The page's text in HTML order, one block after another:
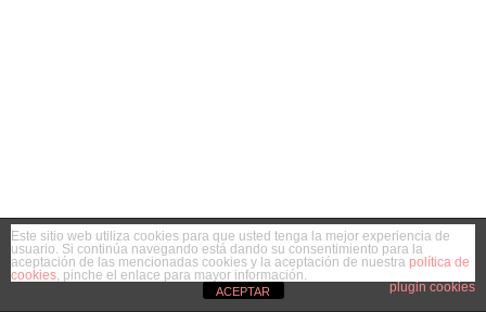
Este sitio web utiliza cookies para que usted tenga la mejor experiencia de
usuario. Si continúa navegando está dando su consentimiento para la
aceptación de las mencionadas cookies y la aceptación de nuestra política de
cookies, pinche el enlace para mayor información.
plugin cookies
ACEPTAR